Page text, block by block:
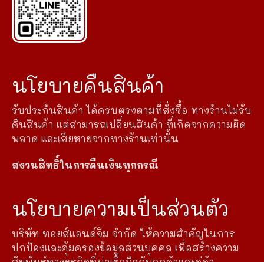
นโยบายคืนสินค้า
รับประกันสินค้า ได้ครบตรงตามที่สั่งซื้อ ทางร้านไม่รับ
คืนสินค้า แต่สามารถเปลี่ยนสินค้า ที่เกิดจากความผิด
พลาด และเสียหายจากทางร้านเท่านั้น
สงวนสิทธิ์ในการคืนเงินทุกกรณี
นโยบายความเป็นส่วนตัว
บริษัท ทอยส์แอนด์จิม จำกัด ให้ความสำคัญในการ
ปกป้องและคุ้มครองข้อมูลส่วนบุคคล เพื่อสร้างความ